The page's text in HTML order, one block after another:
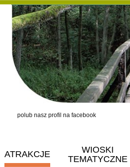
polub nasz profil na facebook
ATRAKCJE
WIOSKI
TEMATYCZNE